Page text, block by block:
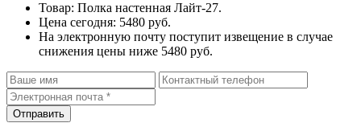
Товар: Полка настенная Лайт-27.
Цена сегодня: 5480 руб.
На электронную почту поступит извещение в случае
снижения цены ниже 5480 руб.